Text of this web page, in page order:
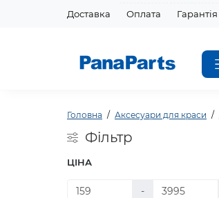
Доставка Оплата Гарантія
Головна Аксесуари для краси
Фільтр
ЦІНА
-